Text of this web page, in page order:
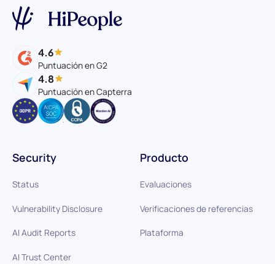
4.6
Puntuación en G2
4.8
Puntuación en Capterra
Producto
Evaluaciones
Verificaciones de referencias
Plataforma
Security
Status
Vulnerability Disclosure
AI Audit Reports
AI Trust Center